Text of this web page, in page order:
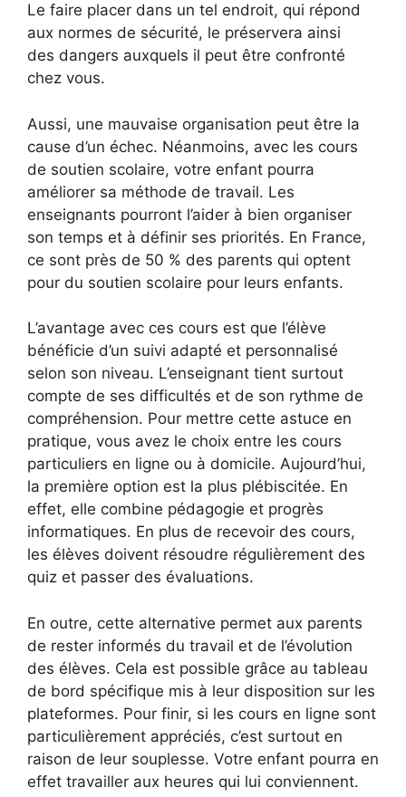
Le faire placer dans un tel endroit, qui répond
aux normes de sécurité, le préservera ainsi
des dangers auxquels il peut être confronté
chez vous.
Aussi, une mauvaise organisation peut être la
cause d’un échec. Néanmoins, avec les cours
de soutien scolaire, votre enfant pourra
améliorer sa méthode de travail. Les
enseignants pourront l’aider à bien organiser
son temps et à définir ses priorités. En France,
ce sont près de 50 % des parents qui optent
pour du soutien scolaire pour leurs enfants.
L’avantage avec ces cours est que l’élève
bénéficie d’un suivi adapté et personnalisé
selon son niveau. L’enseignant tient surtout
compte de ses difficultés et de son rythme de
compréhension. Pour mettre cette astuce en
pratique, vous avez le choix entre les cours
particuliers en ligne ou à domicile. Aujourd’hui,
la première option est la plus plébiscitée. En
effet, elle combine pédagogie et progrès
informatiques. En plus de recevoir des cours,
les élèves doivent résoudre régulièrement des
quiz et passer des évaluations.
En outre, cette alternative permet aux parents
de rester informés du travail et de l’évolution
des élèves. Cela est possible grâce au tableau
de bord spécifique mis à leur disposition sur les
plateformes. Pour finir, si les cours en ligne sont
particulièrement appréciés, c’est surtout en
raison de leur souplesse. Votre enfant pourra en
effet travailler aux heures qui lui conviennent.